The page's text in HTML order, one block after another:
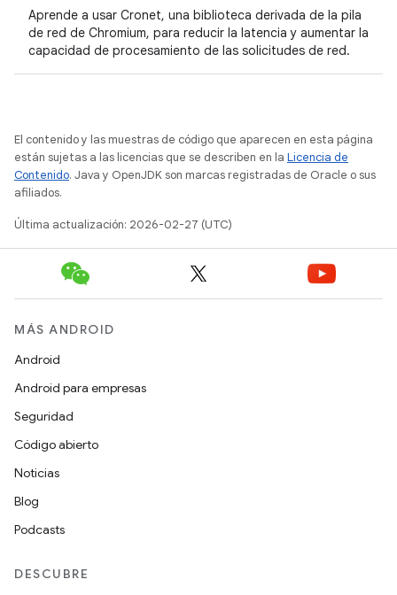
Aprende a usar Cronet, una biblioteca derivada de la pila
de red de Chromium, para reducir la latencia y aumentar la
capacidad de procesamiento de las solicitudes de red.
El contenido y las muestras de código que aparecen en esta página
están sujetas a las licencias que se describen en la Licencia de
Contenido. Java y OpenJDK son marcas registradas de Oracle o sus
afiliados.
Última actualización: 2026-02-27 (UTC)
MÁS ANDROID
Android
Android para empresas
Seguridad
Código abierto
Noticias
Blog
Podcasts
DESCUBRE